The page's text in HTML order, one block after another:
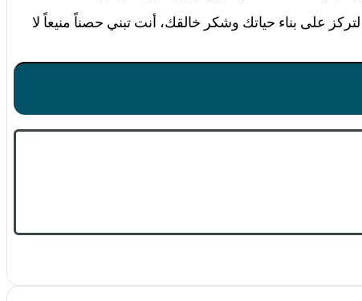
على بناء حياتك وشكر خالقك، أنت تبني حصناً منيعاً لا